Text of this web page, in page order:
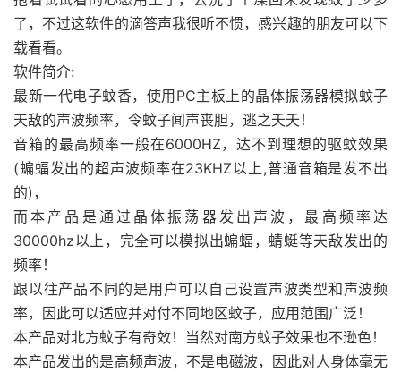
了，不过这软件的滴答声我很听不惯，感兴趣的朋友可以下
载看看。
软件简介:
最新一代电子蚊香，使用PC主板上的晶体振荡器模拟蚊子
天敌的声波频率，令蚊子闻声丧胆，逃之夭夭！
音箱的最高频率一般在6000HZ，达不到理想的驱蚊效果
(蝙蝠发出的超声波频率在23KHZ以上,普通音箱是发不出
的)，
而本产品是通过晶体振荡器发出声波，最高频率达
30000hz以上，完全可以模拟出蝙蝠，蜻蜓等天敌发出的
频率！
跟以往产品不同的是用户可以自己设置声波类型和声波频
率，因此可以适应并对付不同地区蚊子，应用范围广泛！
本产品对北方蚊子有奇效！当然对南方蚊子效果也不逊色！
本产品发出的是高频声波，不是电磁波，因此对人身体毫无